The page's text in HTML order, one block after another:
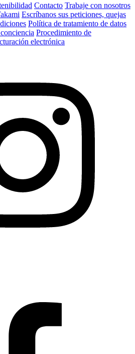
Contacto Trabaje con nosotros
Escríbanos sus peticiones, quejas
Política de tratamiento de datos
Procedimiento de
electrónica